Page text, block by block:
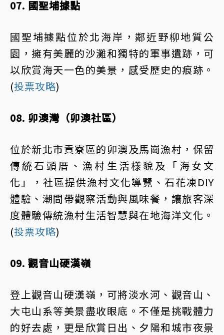
07. 國聖埔據點
國聖埔據點位於北海岸，鄰近野柳地質公
園，擁有美麗的沙灘和獨特的軍事遺跡，可
以欣賞海天一色的美景，感受歷史的痕跡。
(投票攻略)
08. 卯澳灣（卯澳社區）
位於新北市貢寮區的卯澳及馬崗漁村，保留
傳統石頭厝、漁村生活樣貌及「海女文
化」，社區提供漁村文化導覽、石花凍DIY
體驗、潮間帶觀察活動與風味餐，讓旅客深
度體驗傳統漁村生活智慧與在地海洋文化。
(投票攻略)
09. 觀音山硬漢嶺
登上觀音山硬漢嶺，可將淡水河、觀音山、
大屯山系等美景盡收眼底。不僅是挑戰體力
的好去處，更是欣賞日出、夕陽和城市夜景